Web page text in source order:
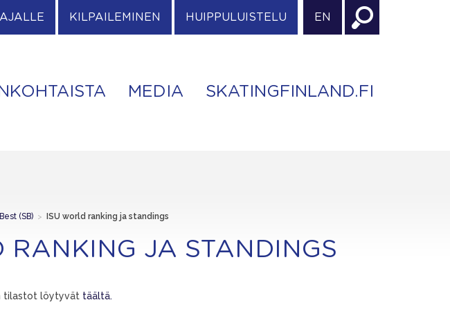
KILPAILEMINEN HUIPPULUISTELU EN
MEDIA SKATINGFINLAND.FI
(SB) > ISU world ranking ja standings
RANKING JA STANDINGS
tilastot löytyvät täältä.